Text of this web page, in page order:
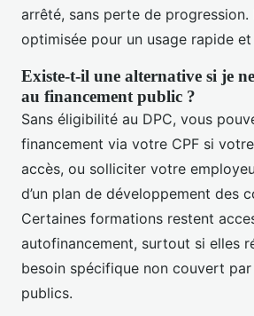
arrêté, sans perte de progression.
optimisée pour un usage rapide
Existe-t-il une alternative si je
au financement public ?
Sans éligibilité au DPC, vous
financement via votre CPF si
accès, ou solliciter votre
d’un plan de développement des
Certaines formations restent
autofinancement, surtout si elles
besoin spécifique non couvert
publics.